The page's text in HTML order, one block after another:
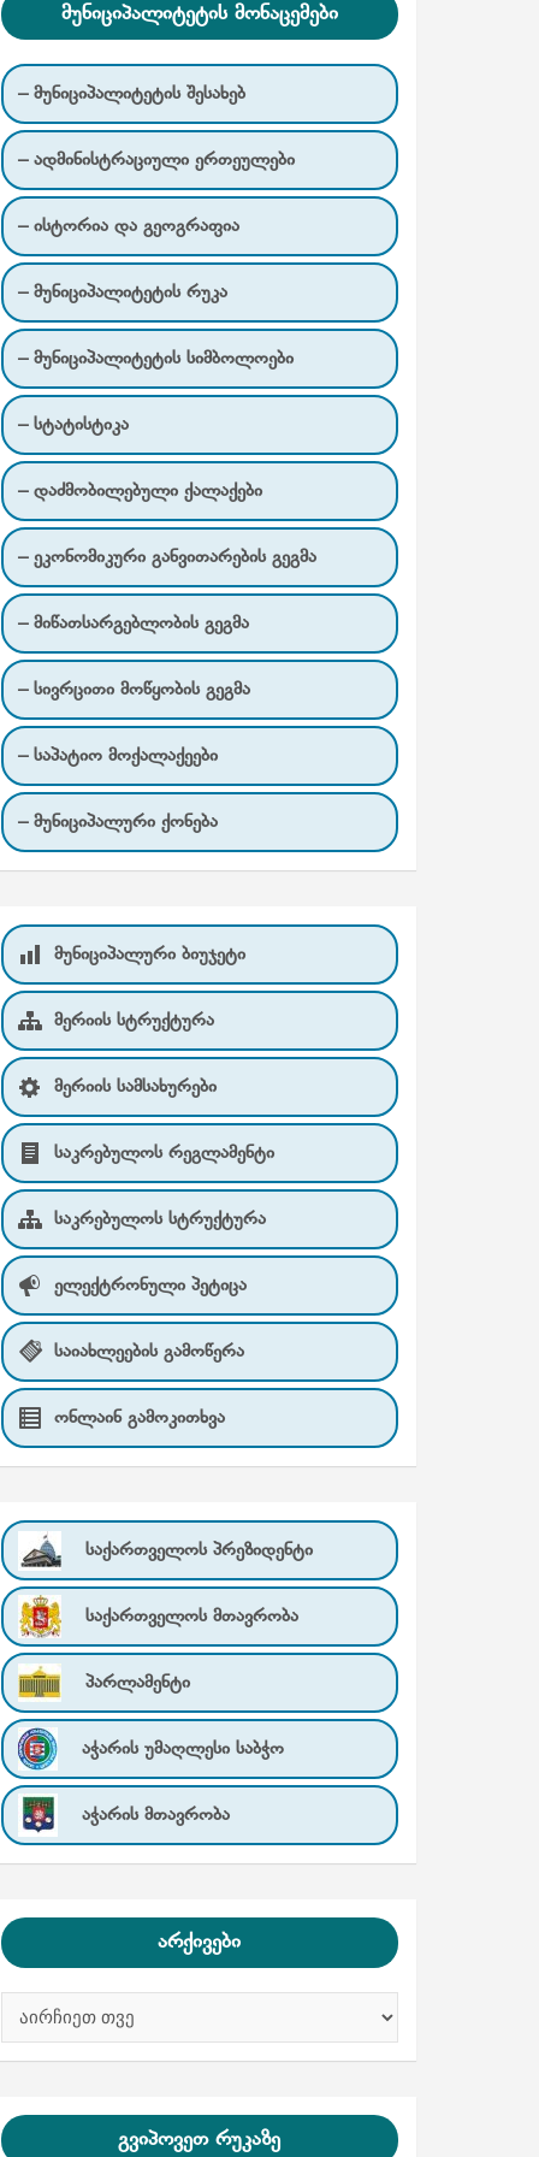
მუნიციპალიტეტის მონაცემები
– მუნიციპალიტეტის შესახებ
– ადმინისტრაციული ერთეულები
– ისტორია და გეოგრაფია
– მუნიციპალიტეტის რუკა
– მუნიციპალიტეტის სიმბოლოები
– სტატისტიკა
– დაძმობილებული ქალაქები
– ეკონომიკური განვითარების გეგმა
– მიწათსარგებლობის გეგმა
– სივრცითი მოწყობის გეგმა
– საპატიო მოქალაქეები
– მუნიციპალური ქონება
მუნიციპალური ბიუჯეტი
მერიის სტრუქტურა
მერიის სამსახურები
საკრებულოს რეგლამენტი
საკრებულოს სტრუქტურა
ელექტრონული პეტიცა
საიახლეების გამოწერა
ონლაინ გამოკითხვა
საქართველოს პრეზიდენტი
საქართველოს მთავრობა
პარლამენტი
აჭარის უმაღლესი საბჭო
აჭარის მთავრობა
არქივები
ე
გვიპოვეთ რუკაზე